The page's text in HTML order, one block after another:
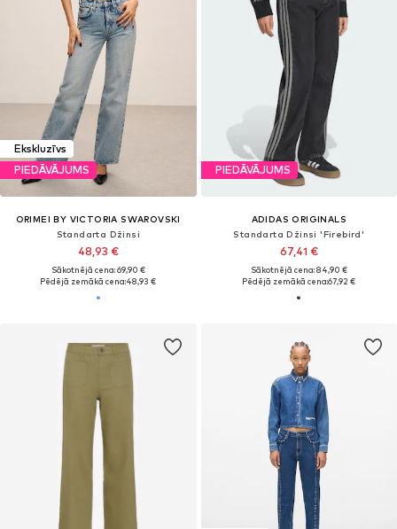
Ekskluzīvs
PIEDĀVĀJUMS
ORIMEI BY VICTORIA SWAROVSKI
Standarta Džinsi
48,93 €
Sākotnējā cena: 69,90 €
Pēdējā zemākā cena:48,93 €
PIEDĀVĀJUMS
ADIDAS ORIGINALS
Standarta Džinsi 'Firebird'
67,41 €
Sākotnējā cena: 84,90 €
Pēdējā zemākā cena:67,92 €